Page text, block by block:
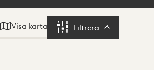
Visa karta Filtrera Filtrera